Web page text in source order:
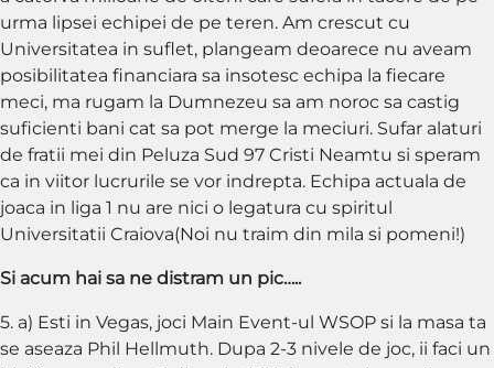
urma lipsei echipei de pe teren. Am crescut cu
Universitatea in suflet, plangeam deoarece nu aveam
posibilitatea financiara sa insotesc echipa la fiecare
meci, ma rugam la Dumnezeu sa am noroc sa castig
suficienti bani cat sa pot merge la meciuri. Sufar alaturi
de fratii mei din Peluza Sud 97 Cristi Neamtu si speram
ca in viitor lucrurile se vor indrepta. Echipa actuala de
joaca in liga 1 nu are nici o legatura cu spiritul
Universitatii Craiova(Noi nu traim din mila si pomeni!)
Si acum hai sa ne distram un pic…..
5. a) Esti in Vegas, joci Main Event-ul WSOP si la masa ta
se aseaza Phil Hellmuth. Dupa 2-3 nivele de joc, ii faci un